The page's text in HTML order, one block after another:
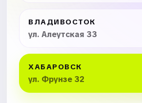
ВЛАДИВОСТОК
ул. Алеутская 33
ХАБАРОВСК
ул. Фрунзе 32